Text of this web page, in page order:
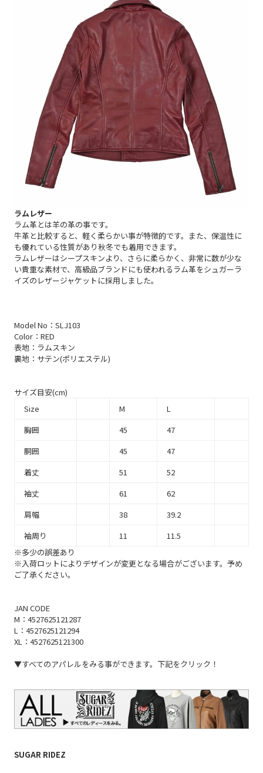
ラムレザー
ラム革とは羊の革の事です。
牛革と比較すると、軽く柔らかい事が特徴的です。また、保温性に
も優れている性質があり秋冬でも着用できます。
ラムレザーはシープスキンより、さらに柔らかく、非常に数が少な
い貴重な素材で、高級品ブランドにも使われるラム革をシュガーラ
イズのレザージャケットに採用しました。
Model No：SLJ103
Color：RED
表地：ラムスキン
裏地：サテン(ポリエステル)
サイズ目安(cm)
Size
M
L
胸囲
45
47
胴囲
45
47
着丈
51
52
袖丈
61
62
肩幅
38
39.2
袖周り
11
11.5
※多少の誤差あり
※入荷ロットによりデザインが変更となる場合がございます。予め
ご了承ください。
JAN CODE
M：4527625121287
L：4527625121294
XL：4527625121300
▼すべてのアパレルをみる事ができます。下記をクリック！
SUGAR RIDEZ